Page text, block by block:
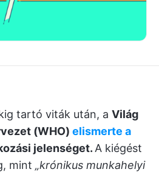
tartó viták után, a Világ
(WHO) elismerte a
jelenséget. A kiégést
mint „krónikus munkahelyi